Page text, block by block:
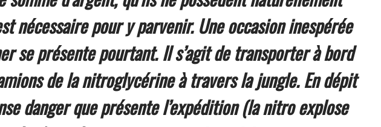
nécessaire pour y parvenir. Une occasion inespérée
se présente pourtant. Il s’agit de transporter à bord
de la nitroglycérine à travers la jungle. En dépit
danger que présente l’expédition (la nitro explose